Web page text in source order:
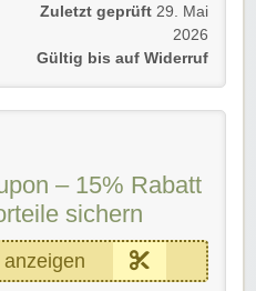
bis auf Widerruf.
neuen
Zuletzt geprüft 29. Mai
2026
Gültig bis auf Widerruf
– 15% Rabatt
sichern